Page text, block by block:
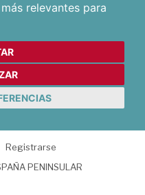
relevantes para
Registrarse
PENINSULAR